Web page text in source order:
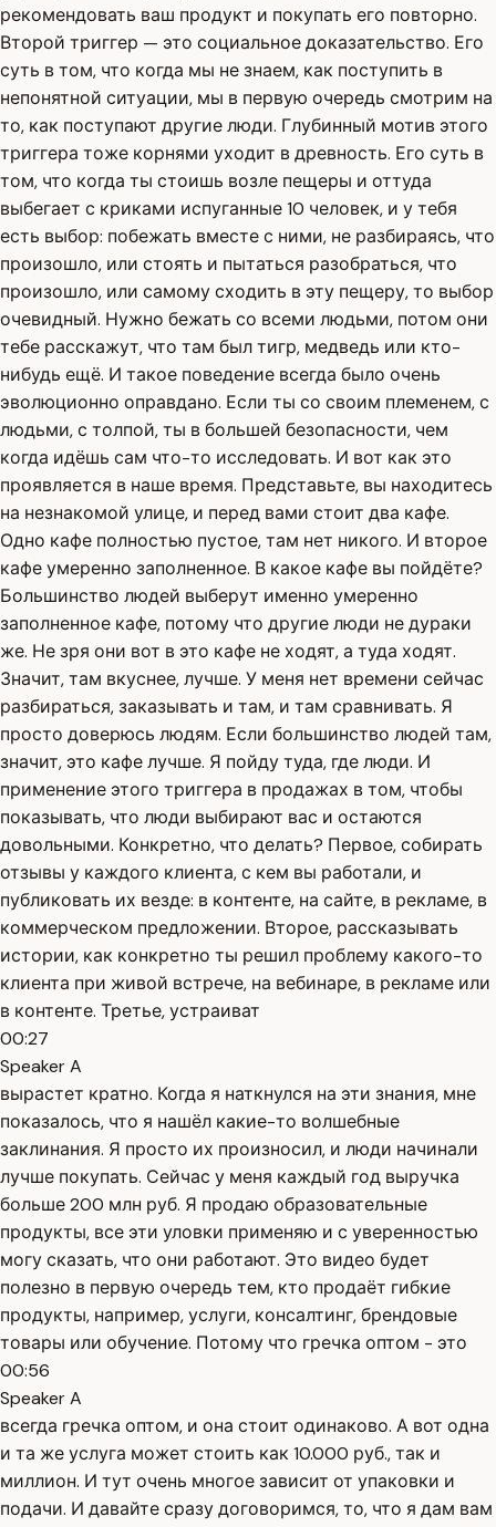
рекомендовать ваш продукт и покупать его повторно.
Второй триггер — это социальное доказательство. Его
суть в том, что когда мы не знаем, как поступить в
непонятной ситуации, мы в первую очередь смотрим на
то, как поступают другие люди. Глубинный мотив этого
триггера тоже корнями уходит в древность. Его суть в
том, что когда ты стоишь возле пещеры и оттуда
выбегает с криками испуганные 10 человек, и у тебя
есть выбор: побежать вместе с ними, не разбираясь, что
произошло, или стоять и пытаться разобраться, что
произошло, или самому сходить в эту пещеру, то выбор
очевидный. Нужно бежать со всеми людьми, потом они
тебе расскажут, что там был тигр, медведь или кто-
нибудь ещё. И такое поведение всегда было очень
эволюционно оправдано. Если ты со своим племенем, с
людьми, с толпой, ты в большей безопасности, чем
когда идёшь сам что-то исследовать. И вот как это
проявляется в наше время. Представьте, вы находитесь
на незнакомой улице, и перед вами стоит два кафе.
Одно кафе полностью пустое, там нет никого. И второе
кафе умеренно заполненное. В какое кафе вы пойдёте?
Большинство людей выберут именно умеренно
заполненное кафе, потому что другие люди не дураки
же. Не зря они вот в это кафе не ходят, а туда ходят.
Значит, там вкуснее, лучше. У меня нет времени сейчас
разбираться, заказывать и там, и там сравнивать. Я
просто доверюсь людям. Если большинство людей там,
значит, это кафе лучше. Я пойду туда, где люди. И
применение этого триггера в продажах в том, чтобы
показывать, что люди выбирают вас и остаются
довольными. Конкретно, что делать? Первое, собирать
отзывы у каждого клиента, с кем вы работали, и
публиковать их везде: в контенте, на сайте, в рекламе, в
коммерческом предложении. Второе, рассказывать
истории, как конкретно ты решил проблему какого-то
клиента при живой встрече, на вебинаре, в рекламе или
в контенте. Третье, устраиват
00:27
Speaker A
вырастет кратно. Когда я наткнулся на эти знания, мне
показалось, что я нашёл какие-то волшебные
заклинания. Я просто их произносил, и люди начинали
лучше покупать. Сейчас у меня каждый год выручка
больше 200 млн руб. Я продаю образовательные
продукты, все эти уловки применяю и с уверенностью
могу сказать, что они работают. Это видео будет
полезно в первую очередь тем, кто продаёт гибкие
продукты, например, услуги, консалтинг, брендовые
товары или обучение. Потому что гречка оптом - это
00:56
Speaker A
всегда гречка оптом, и она стоит одинаково. А вот одна
и та же услуга может стоить как 10.000 руб., так и
миллион. И тут очень многое зависит от упаковки и
подачи. И давайте сразу договоримся, то, что я дам вам